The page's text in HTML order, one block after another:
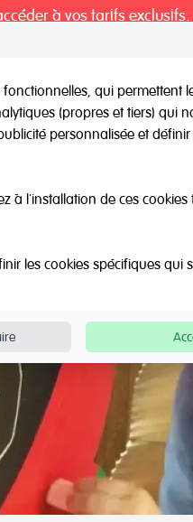
à vos tarifs exclusifs.
de Nous Catalogue
qui permettent
(propres et tiers) qui
personnalisée et
à l'installation de ces cookies
les cookies spécifiques qui